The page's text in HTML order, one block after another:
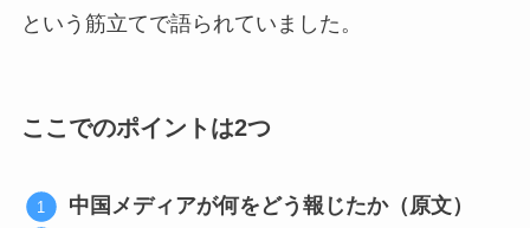
という筋立てで語られていました。
ここでのポイントは2つ
中国メディアが何をどう報じたか（原文）